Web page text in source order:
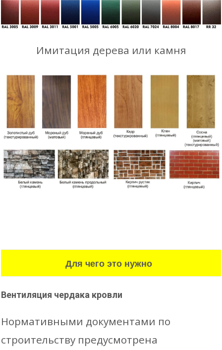
Имитация дерева или камня
Для чего это нужно
Вентиляция чердака кровли
Нормативными документами по
строительству предусмотрена